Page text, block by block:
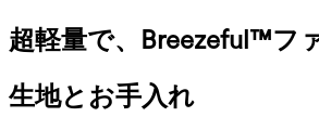
超軽量で、Breezeful™フ
生地とお手入れ